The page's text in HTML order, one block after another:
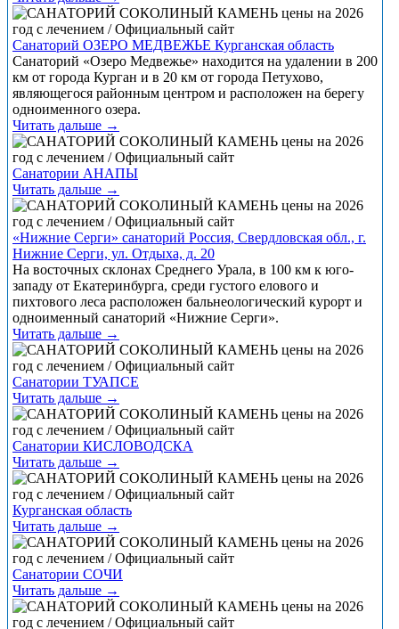
Санаторий ОЗЕРО МЕДВЕЖЬЕ Курганская область
Санаторий «Озеро Медвежье» находится на удалении в 200
км от города Курган и в 20 км от города Петухово,
являющегося районным центром и расположен на берегу
одноименного озера.
Читать дальше →
Санатории АНАПЫ
Читать дальше →
«Нижние Серги» санаторий Россия, Свердловская обл., г.
Нижние Серги, ул. Отдыха, д. 20
На восточных склонах Среднего Урала, в 100 км к юго-
западу от Екатеринбурга, среди густого елового и
пихтового леса расположен бальнеологический курорт и
одноименный санаторий «Нижние Серги».
Читать дальше →
Санатории ТУАПСЕ
Читать дальше →
Санатории КИСЛОВОДСКА
Читать дальше →
Курганская область
Читать дальше →
Санатории СОЧИ
Читать дальше →